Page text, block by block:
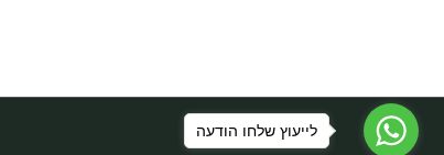
לייעוץ שלחו הודעה